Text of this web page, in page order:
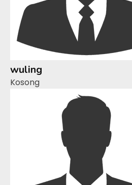
wuling
Kosong